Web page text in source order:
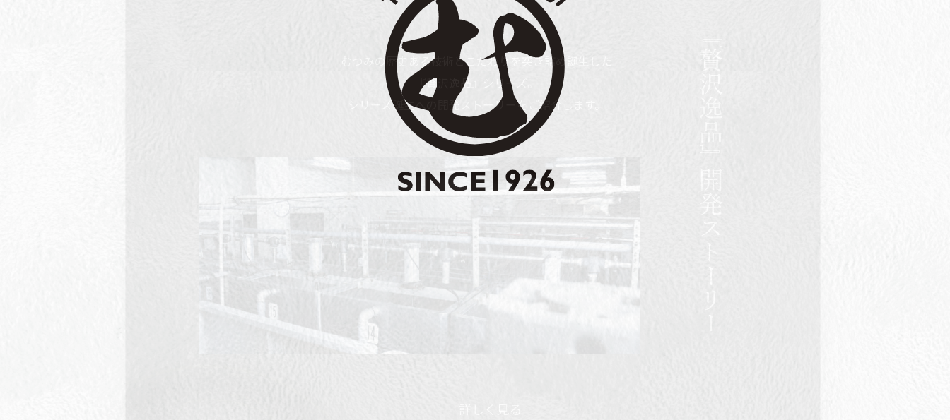
むつみの歴史ある技術とこだわりを突き詰め誕生した
『贅沢逸品』シリーズ。
シリーズ誕生への開発ストーリーをご紹介します。